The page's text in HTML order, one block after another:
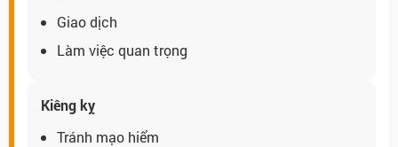
Giao dịch
Làm việc quan trọng
Kiêng kỵ
Tránh mạo hiểm